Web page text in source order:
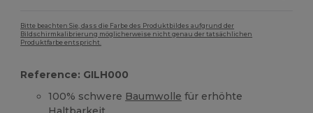
Bitte beachten Sie, dass die Farbe des Produktbildes aufgrund der
Bildschirmkalibrierung möglicherweise nicht genau der tatsächlichen
Produktfarbe entspricht.
Reference: GILH000
100% schwere Baumwolle für erhöhte